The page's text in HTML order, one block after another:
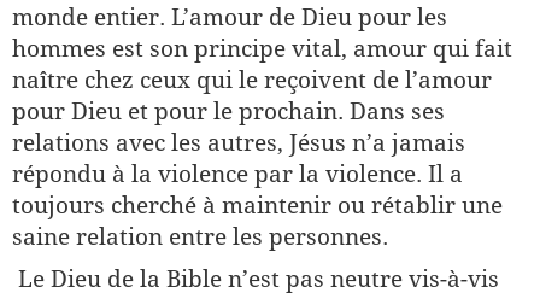
monde entier. L’amour de Dieu pour les
hommes est son principe vital, amour qui fait
naître chez ceux qui le reçoivent de l’amour
pour Dieu et pour le prochain. Dans ses
relations avec les autres, Jésus n’a jamais
répondu à la violence par la violence. Il a
toujours cherché à maintenir ou rétablir une
saine relation entre les personnes.
Le Dieu de la Bible n’est pas neutre vis-à-vis